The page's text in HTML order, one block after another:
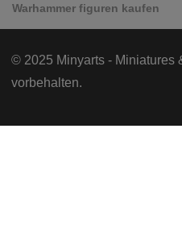
Warhammer figuren kaufen
© 2025 Minyarts - Miniatures
vorbehalten.